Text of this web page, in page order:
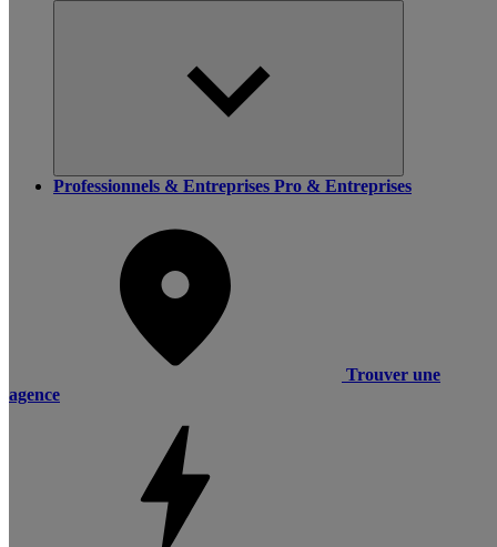
Professionnels & Entreprises Pro & Entreprises
Trouver une
agence